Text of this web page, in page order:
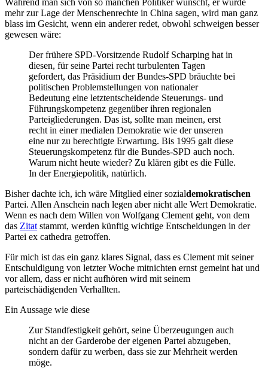
mehr zur Lage der Menschenrechte in China sagen, wird man ganz
blass im Gesicht, wenn ein anderer redet, obwohl schweigen besser
gewesen wäre:
Der frühere SPD-Vorsitzende Rudolf Scharping hat in
diesen, für seine Partei recht turbulenten Tagen
gefordert, das Präsidium der Bundes-SPD bräuchte bei
politischen Problemstellungen von nationaler
Bedeutung eine letztentscheidende Steuerungs- und
Führungskompetenz gegenüber ihren regionalen
Parteigliederungen. Das ist, sollte man meinen, erst
recht in einer medialen Demokratie wie der unseren
eine nur zu berechtigte Erwartung. Bis 1995 galt diese
Steuerungskompetenz für die Bundes-SPD auch noch.
Warum nicht heute wieder? Zu klären gibt es die Fülle.
In der Energiepolitik, natürlich.
Bisher dachte ich, ich wäre Mitglied einer sozialdemokratischen
Partei. Allen Anschein nach legen aber nicht alle Wert Demokratie.
Wenn es nach dem Willen von Wolfgang Clement geht, von dem
das Zitat stammt, werden künftig wichtige Entscheidungen in der
Partei ex cathedra getroffen.
Für mich ist das ein ganz klares Signal, dass es Clement mit seiner
Entschuldigung von letzter Woche mitnichten ernst gemeint hat und
vor allem, dass er nicht aufhören wird mit seinem
parteischädigenden Verhallten.
Ein Aussage wie diese
Zur Standfestigkeit gehört, seine Überzeugungen auch
nicht an der Garderobe der eigenen Partei abzugeben,
sondern dafür zu werben, dass sie zur Mehrheit werden
möge.